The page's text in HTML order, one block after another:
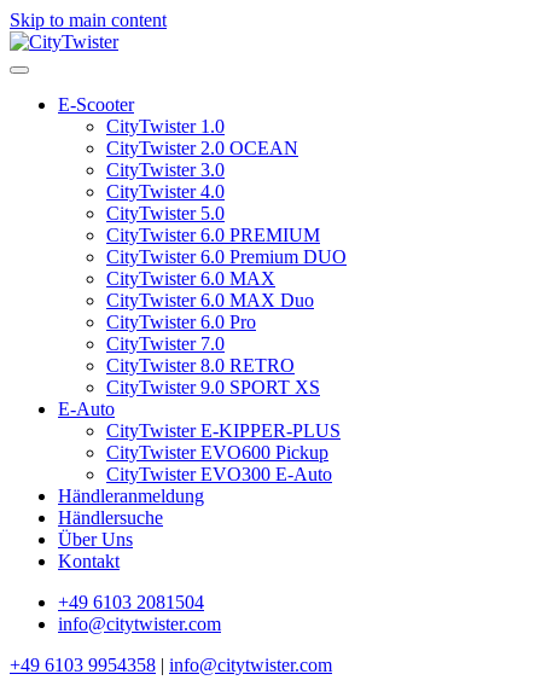
Skip to main content
E-Scooter
CityTwister 1.0
CityTwister 2.0 OCEAN
CityTwister 3.0
CityTwister 4.0
CityTwister 5.0
CityTwister 6.0 PREMIUM
CityTwister 6.0 Premium DUO
CityTwister 6.0 MAX
CityTwister 6.0 MAX Duo
CityTwister 6.0 Pro
CityTwister 7.0
CityTwister 8.0 RETRO
CityTwister 9.0 SPORT XS
E-Auto
CityTwister E-KIPPER-PLUS
CityTwister EVO600 Pickup
CityTwister EVO300 E-Auto
Händleranmeldung
Händlersuche
Über Uns
Kontakt
+49 6103 2081504
info@citytwister.com
+49 6103 9954358 | info@citytwister.com